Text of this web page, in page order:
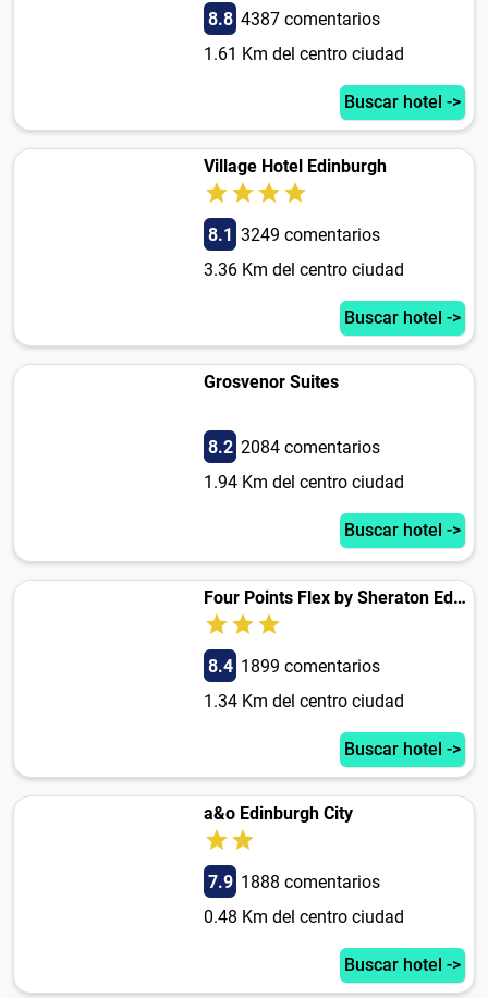
8.8 4387 comentarios
1.61 Km del centro ciudad
Buscar hotel ->
Village Hotel Edinburgh
8.1 3249 comentarios
3.36 Km del centro ciudad
Buscar hotel ->
Grosvenor Suites
8.2 2084 comentarios
1.94 Km del centro ciudad
Buscar hotel ->
Four Points Flex by Sheraton Edinburgh
8.4 1899 comentarios
1.34 Km del centro ciudad
Buscar hotel ->
a&o Edinburgh City
7.9 1888 comentarios
0.48 Km del centro ciudad
Buscar hotel ->